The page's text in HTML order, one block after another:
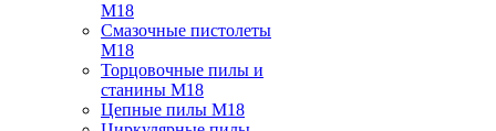
M18
Смазочные пистолеты
M18
Торцовочные пилы и
станины M18
Цепные пилы M18